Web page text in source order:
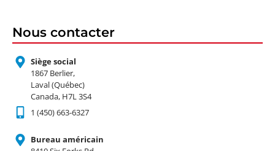
Nous contacter
Siège social
1867 Berlier,
Laval (Québec)
Canada, H7L 3S4
1 (450) 663-6327
Bureau américain